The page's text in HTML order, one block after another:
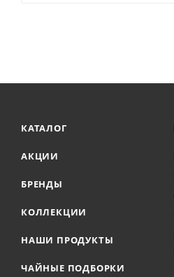
КАТАЛОГ
АКЦИИ
БРЕНДЫ
КОЛЛЕКЦИИ
НАШИ ПРОДУКТЫ
ЧАЙНЫЕ ПОДБОРКИ